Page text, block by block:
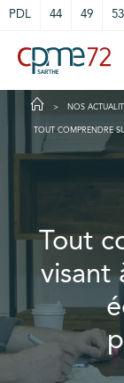
PDL 44 49 53
NOS
TOUT COMPRENDRE
Tout
visant
Cookies